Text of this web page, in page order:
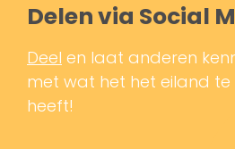
Delen via Social
Deel en laat anderen
met wat het het eiland te
heeft!